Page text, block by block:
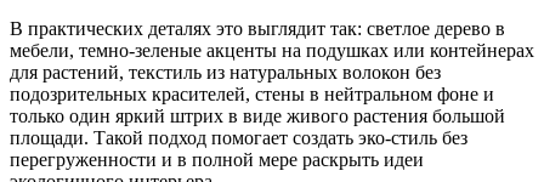
В практических деталях это выглядит так: светлое дерево в
мебели, темно-зеленые акценты на подушках или контейнерах
для растений, текстиль из натуральных волокон без
подозрительных красителей, стены в нейтральном фоне и
только один яркий штрих в виде живого растения большой
площади. Такой подход помогает создать эко-стиль без
перегруженности и в полной мере раскрыть идеи